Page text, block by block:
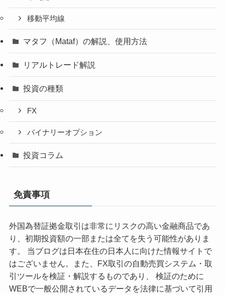
移動平均線
マタフ（Mataf）の解説、使用方法
リアルトレード解説
投資の種類
FX
バイナリーオプション
投資コラム
免責事項
外国為替証拠金取引は非常にリスクの高い金融商品であ
り、初期投資額の一部または全てを失う可能性がありま
す。 当ブログは日本在住の日本人に向けた情報サイトで
はございません。また、FX取引の自動売買システム・取
引ツールを検証・解説するものであり、 検証のために
WEBで一般公開されているデータを法律に基づいて引用